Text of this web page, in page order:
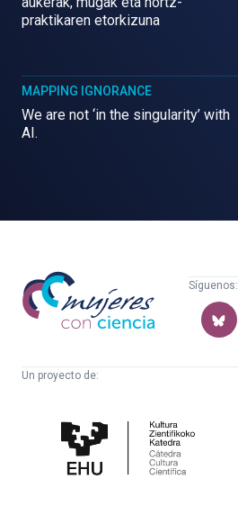
praktikaren etorkizuna
MAPPING IGNORANCE
We are not ‘in the singularity’ with
AI.
Mujeres
con
ciencia
Síguenos:
Un proyecto de:
Cultura
Científica